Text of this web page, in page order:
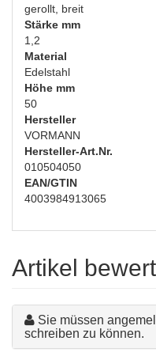
gerollt, breit
Stärke mm
1,2
Material
Edelstahl
Höhe mm
50
Hersteller
VORMANN
Hersteller-Art.Nr.
010504050
EAN/GTIN
4003984913065
Artikel
Sie müssen
schreiben zu können.